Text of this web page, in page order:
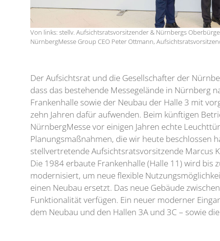
Von links: stellv. Aufsichtsratsvorsitzender & Nürnbergs
NürnbergMesse Group CEO Peter Ottmann,
Der Aufsichtsrat und die Gesellschafter der
dass das bestehende Messegelände in Nürnberg
Frankenhalle sowie der Neubau der Halle 3 mit
zehn Jahren dafür aufwenden. Beim künftigen
NürnbergMesse vor einigen Jahren echte
Planungsmaßnahmen, die wir heute beschlossen
stellvertretende Aufsichtsratsvorsitzende Marcus
Die 1984 erbaute Frankenhalle (Halle 11) wird bis
modernisiert, um neue flexible
einen Neubau ersetzt. Das neue Gebäude
Funktionalität verfügen. Ein neuer moderner
dem Neubau und den Hallen 3A und 3C – sowie